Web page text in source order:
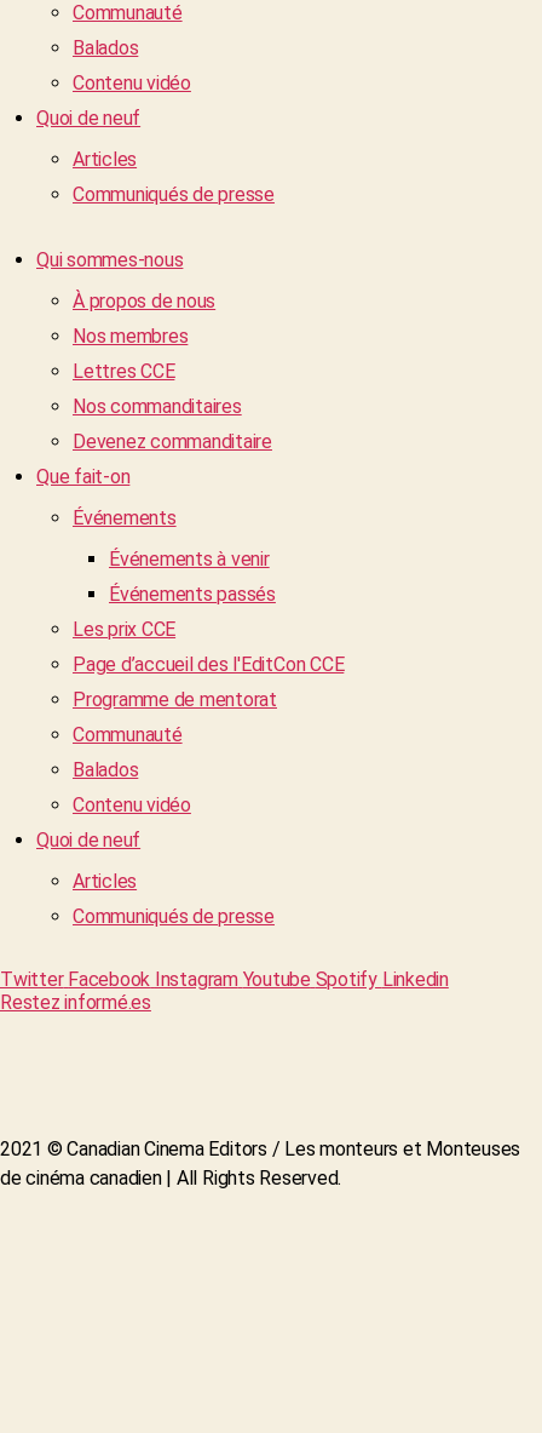
Communauté
Balados
Contenu vidéo
Quoi de neuf
Articles
Communiqués de presse
Qui sommes-nous
À propos de nous
Nos membres
Lettres CCE
Nos commanditaires
Devenez commanditaire
Que fait-on
Événements
Événements à venir
Événements passés
Les prix CCE
Page d’accueil des l'EditCon CCE
Programme de mentorat
Communauté
Balados
Contenu vidéo
Quoi de neuf
Articles
Communiqués de presse
Twitter Facebook Instagram Youtube Spotify Linkedin
Restez informé.es
2021 © Canadian Cinema Editors / Les monteurs et Monteuses
de cinéma canadien | All Rights Reserved.